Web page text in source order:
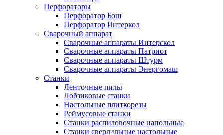
Перфораторы
Перфоратор Бош
Перфоратор Интеркол
Сварочный аппарат
Сварочные аппараты Интерскол
Сварочные аппараты Патриот
Сварочные аппараты Штурм
Сварочные аппараты Энергомаш
Станки
Ленточные пилы
Лобзиковые станки
Настольные плиткорезы
Реймусовые станки
Станки распиловочные напольные
Станки сверлильные настольные